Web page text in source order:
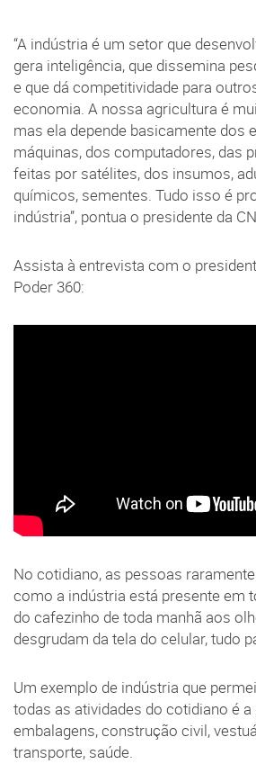
“A indústria é um setor que
gera inteligência, que dissemina
e que dá competitividade para
economia. A nossa agricultura é
mas ela depende basicamente dos
máquinas, dos computadores, das
feitas por satélites, dos insumos,
químicos, sementes. Tudo isso é
indústria”, pontua o presidente da
Assista à entrevista com o
Poder 360:
No cotidiano, as pessoas
como a indústria está presente em
do cafezinho de toda manhã aos
desgrudam da tela do celular, tudo
Um exemplo de indústria que
todas as atividades do cotidiano é
embalagens, construção civil,
transporte, saúde.